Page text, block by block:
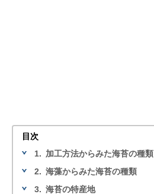
目次
1. 加工方法からみた海苔の種類
2. 海藻からみた海苔の種類
3. 海苔の特産地